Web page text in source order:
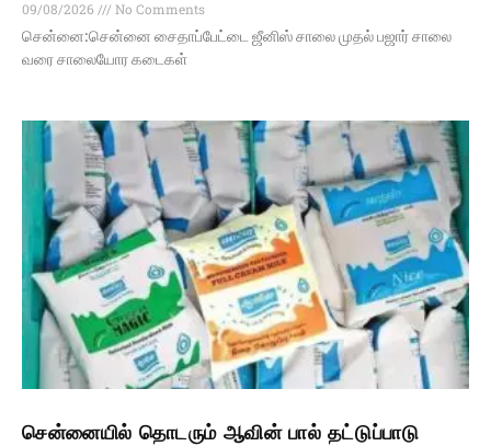
09/08/2026
No Comments
சென்னை:சென்னை சைதாப்பேட்டை ஜீனிஸ் சாலை முதல் பஜார் சாலை
வரை சாலையோர கடைகள்
சென்னையில் தொடரும் ஆவின் பால் தட்டுப்பாடு